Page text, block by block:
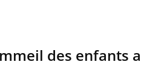
des enfants